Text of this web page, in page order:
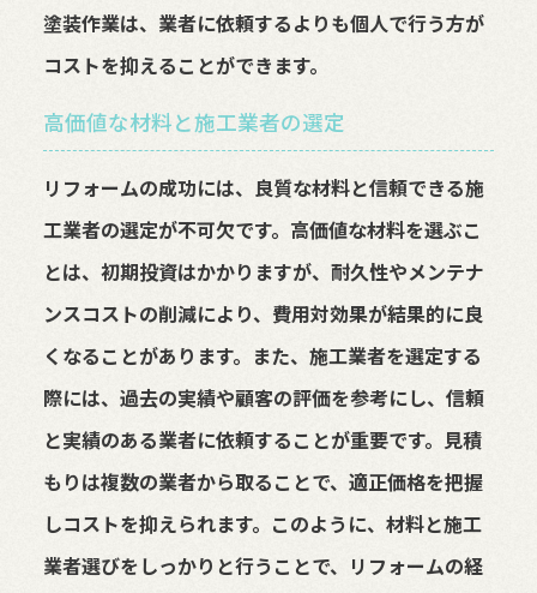
塗装作業は、業者に依頼するよりも個人で行う方が
コストを抑えることができます。
高価値な材料と施工業者の選定
リフォームの成功には、良質な材料と信頼できる施
工業者の選定が不可欠です。高価値な材料を選ぶこ
とは、初期投資はかかりますが、耐久性やメンテナ
ンスコストの削減により、費用対効果が結果的に良
くなることがあります。また、施工業者を選定する
際には、過去の実績や顧客の評価を参考にし、信頼
と実績のある業者に依頼することが重要です。見積
もりは複数の業者から取ることで、適正価格を把握
しコストを抑えられます。このように、材料と施工
業者選びをしっかりと行うことで、リフォームの経